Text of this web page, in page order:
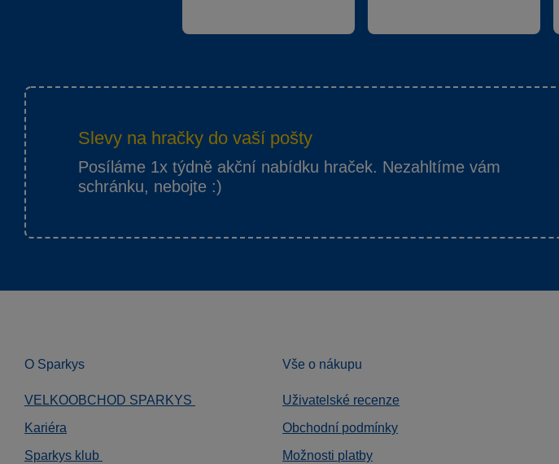
Slevy na hračky do vaší pošty
Posíláme 1x týdně akční nabídku hraček. Nezahltíme vám
schránku, nebojte :)
O Sparkys
VELKOOBCHOD SPARKYS
Kariéra
Sparkys klub
Vše o nákupu
Uživatelské recenze
Obchodní podmínky
Možnosti platby